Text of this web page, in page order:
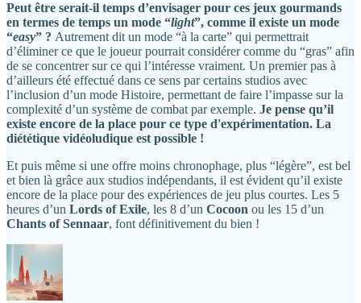
Peut être serait-il temps d’envisager pour ces jeux gourmands
en termes de temps un mode “light”, comme il existe un mode
“easy” ? Autrement dit un mode “à la carte” qui permettrait
d’éliminer ce que le joueur pourrait considérer comme du “gras” afin
de se concentrer sur ce qui l’intéresse vraiment. Un premier pas à
d’ailleurs été effectué dans ce sens par certains studios avec
l’inclusion d’un mode Histoire, permettant de faire l’impasse sur la
complexité d’un système de combat par exemple. Je pense qu’il
existe encore de la place pour ce type d'expérimentation. La
diététique vidéoludique est possible !
Et puis même si une offre moins chronophage, plus “légère”, est bel
et bien là grâce aux studios indépendants, il est évident qu’il existe
encore de la place pour des expériences de jeu plus courtes. Les 5
heures d’un Lords of Exile, les 8 d’un Cocoon ou les 15 d’un
Chants of Sennaar, font définitivement du bien !